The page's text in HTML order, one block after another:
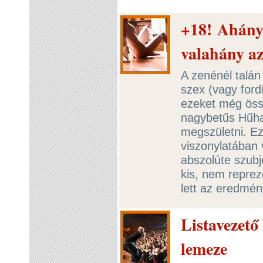
+18!
valahány
A zenénél
szex (vagy
ezeket még
nagybetűs
megszületni.
viszonylatában
abszolúte
kis, nem
lett az
lemeze